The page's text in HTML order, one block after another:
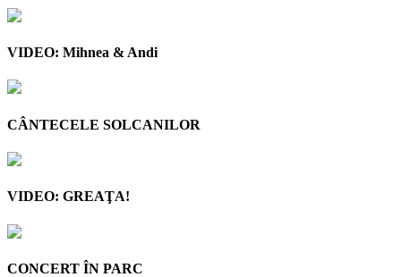
VIDEO: Mihnea & Andi
CÂNTECELE SOLCANILOR
VIDEO: GREAŢA!
CONCERT ÎN PARC